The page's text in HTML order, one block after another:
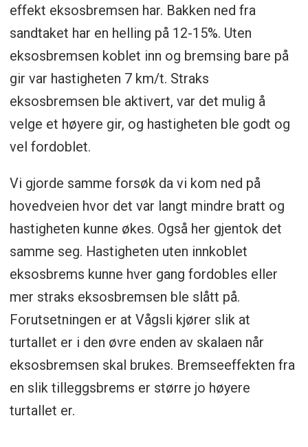
effekt eksosbremsen har. Bakken ned fra
sandtaket har en helling på 12-15%. Uten
eksosbremsen koblet inn og bremsing bare på
gir var hastigheten 7 km/t. Straks
eksosbremsen ble aktivert, var det mulig å
velge et høyere gir, og hastigheten ble godt og
vel fordoblet.
Vi gjorde samme forsøk da vi kom ned på
hovedveien hvor det var langt mindre bratt og
hastigheten kunne økes. Også her gjentok det
samme seg. Hastigheten uten innkoblet
eksosbrems kunne hver gang fordobles eller
mer straks eksosbremsen ble slått på.
Forutsetningen er at Vågsli kjører slik at
turtallet er i den øvre enden av skalaen når
eksosbremsen skal brukes. Bremseeffekten fra
en slik tilleggsbrems er større jo høyere
turtallet er.